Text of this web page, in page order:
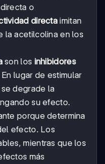
o
directaimitan
la acetilcolina en los
son los inhibidores
En lugar de estimular
degrade la
su efecto.
porque determina
efecto. Los
mientras que los
más